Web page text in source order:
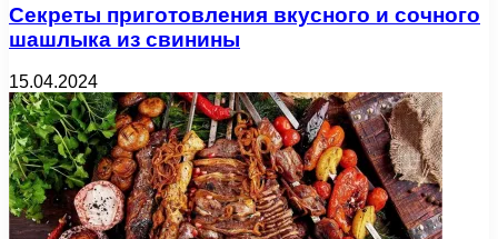
Секреты приготовления вкусного и сочного
шашлыка из свинины
15.04.2024